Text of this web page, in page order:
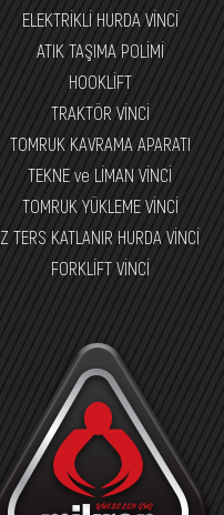
ELEKTRİKLİ HURDA VİNCİ
ATIK TAŞIMA POLİMİ
HOOKLİFT
TRAKTÖR VİNCİ
TOMRUK KAVRAMA APARATI
TEKNE ve LİMAN VİNCİ
TOMRUK YÜKLEME VİNCİ
Z TERS KATLANIR HURDA VİNCİ
FORKLİFT VİNCİ